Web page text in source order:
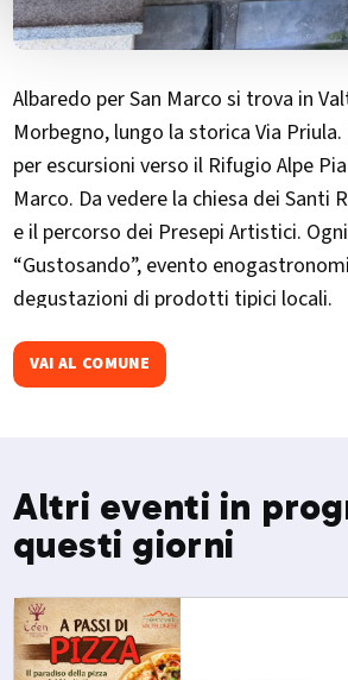
Albaredo per San Marco si trova in
Morbegno, lungo la storica Via
per escursioni verso il Rifugio Alpe
Marco. Da vedere la chiesa dei Santi
e il percorso dei Presepi Artistici.
“Gustosando”, evento
degustazioni di prodotti tipici locali.​
VAI AL COMUNE
Altri eventi in
questi giorni